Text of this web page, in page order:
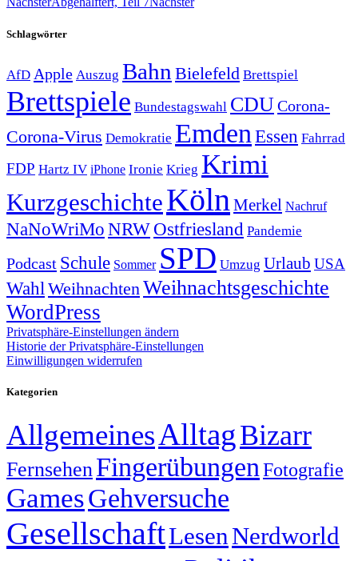
Schlagwörter
AfD Apple Auszug Bahn Bielefeld Brettspiel
Brettspiele Bundestagswahl CDUCorona-
Corona-Virus Demokratie Emden Essen Fahrrad
FDP Hartz IV iPhone Ironie Krieg Krimi
KurzgeschichteKöln Merkel Nachruf
NaNoWriMo NRWOstfriesland Pandemie
Podcast Schule Sommer SPD Umzug Urlaub USA
Wahl Weihnachten Weihnachtsgeschichte
WordPress
Privatsphäre-Einstellungen ändern
Historie der Privatsphäre-Einstellungen
Einwilligungen widerrufen
Kategorien
AllgemeinesAlltagBizarr
FernsehenFingerübungen Fotografie
GamesGehversuche
GesellschaftLesenNerdworld